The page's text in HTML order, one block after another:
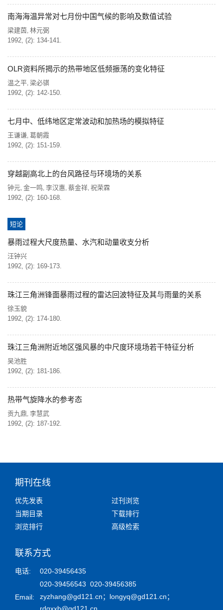
南海海温异常对七月份中国气候的影响及数值试验
梁建茵, 林元弼
1992, (2): 134-141.
OLR资料所揭示的热带地区低频振荡的变化特征
温之平, 梁必骐
1992, (2): 142-150.
七月中、低纬地区定常波动和加热场的模拟特征
王谦谦, 葛朝霞
1992, (2): 151-159.
穿越副高北上的台风路径与环境场的关系
钟元, 金一鸣, 李汉惠, 蔡金祥, 祝荣霖
1992, (2): 160-168.
短论
暴雨过程大尺度热量、水汽和动量收支分析
汪钟兴
1992, (2): 169-173.
珠江三角洲锋面暴雨过程的雷达回波特征及其与雨量的关系
徐玉貌
1992, (2): 174-180.
珠江三角洲附近地区强风暴的中尺度环境场若干特征分析
吴池胜
1992, (2): 181-186.
热带气旋降水的参考态
贡九鼎, 李慧武
1992, (2): 187-192.
期刊在线
优先发表
过刊浏览
当期目录
下载排行
浏览排行
高级检索
联系方式
电话:
020-39456435
020-39456543 020-39456385
Email:
zyzhang@gd121.cn； longyq@gd121.cn；